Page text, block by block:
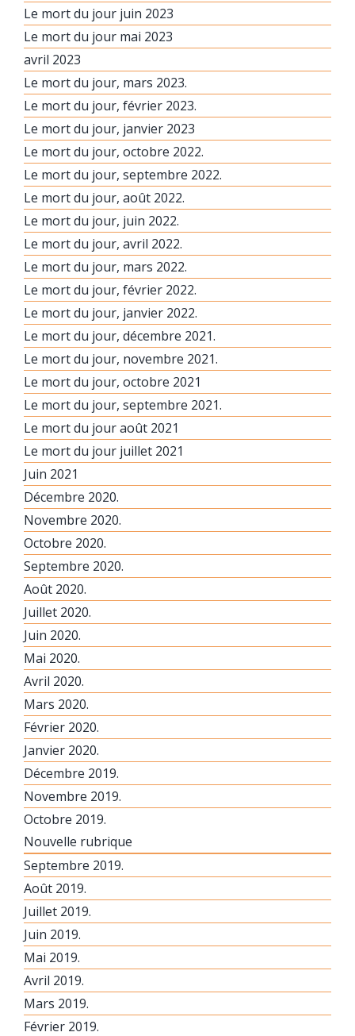
Le mort du jour juin 2023
Le mort du jour mai 2023
avril 2023
Le mort du jour, mars 2023.
Le mort du jour, février 2023.
Le mort du jour, janvier 2023
Le mort du jour, octobre 2022.
Le mort du jour, septembre 2022.
Le mort du jour, août 2022.
Le mort du jour, juin 2022.
Le mort du jour, avril 2022.
Le mort du jour, mars 2022.
Le mort du jour, février 2022.
Le mort du jour, janvier 2022.
Le mort du jour, décembre 2021.
Le mort du jour, novembre 2021.
Le mort du jour, octobre 2021
Le mort du jour, septembre 2021.
Le mort du jour août 2021
Le mort du jour juillet 2021
Juin 2021
Décembre 2020.
Novembre 2020.
Octobre 2020.
Septembre 2020.
Août 2020.
Juillet 2020.
Juin 2020.
Mai 2020.
Avril 2020.
Mars 2020.
Février 2020.
Janvier 2020.
Décembre 2019.
Novembre 2019.
Octobre 2019.
Nouvelle rubrique
Septembre 2019.
Août 2019.
Juillet 2019.
Juin 2019.
Mai 2019.
Avril 2019.
Mars 2019.
Février 2019.